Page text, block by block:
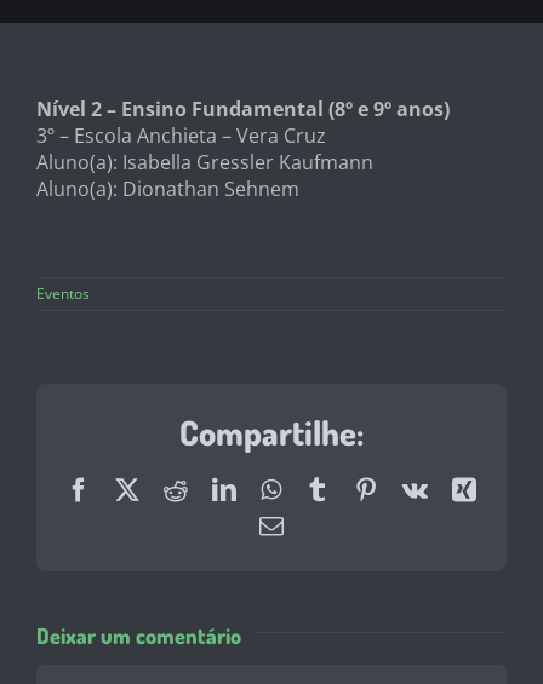
Nível 2 – Ensino Fundamental (8º e 9º anos)
3º – Escola Anchieta – Vera Cruz
Aluno(a): Isabella Gressler Kaufmann
Aluno(a): Dionathan Sehnem
Eventos
Compartilhe:
FacebookRedditLinkedInWhatsApp
TumblrPinterest
Vk
Xing
E-
Deixar um comentário